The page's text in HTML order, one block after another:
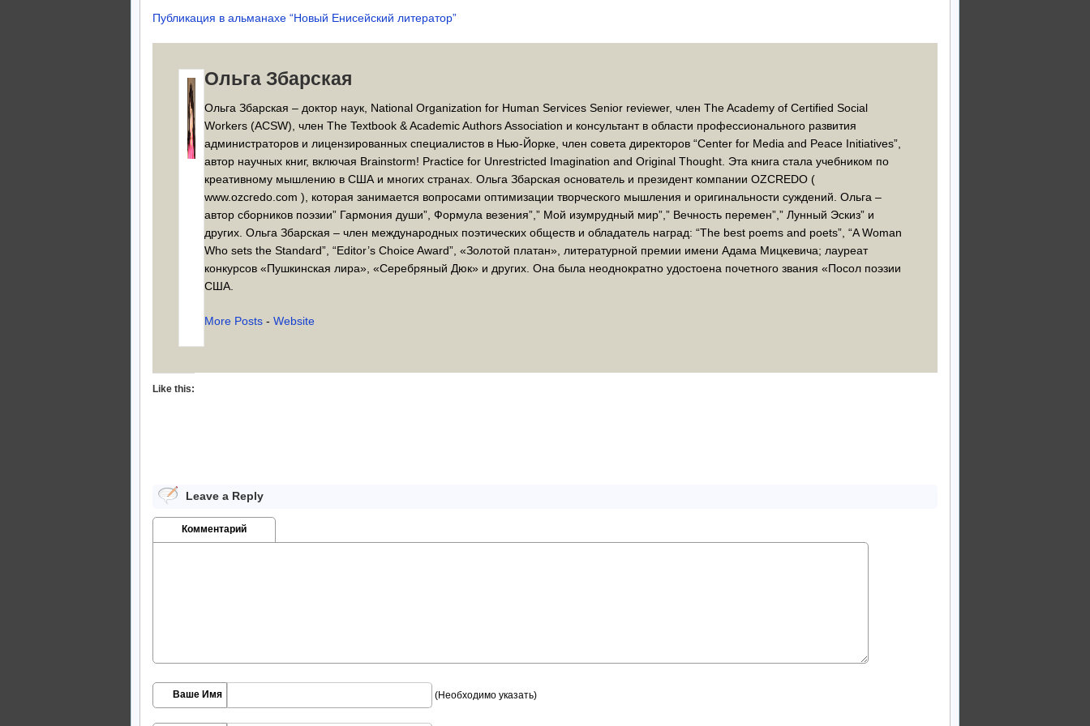
Публикация в альманахе “Новый Енисейский литератор”
Ольга Збарская
Ольга Збарская – доктор наук, National Organization for Human Services Senior reviewer, член The Academy of Certified Social
Workers (ACSW), член The Textbook & Academic Authors Association и консультант в области профессионального развития
администраторов и лицензированных специалистов в Нью-Йорке, член совета директоров “Center for Media and Peace Initiatives”,
автор научных книг, включая Brainstorm! Practice for Unrestricted Imagination and Original Thought. Эта книга стала учебником по
креативному мышлению в США и многих странах. Ольга Збарская основатель и президент компании OZCREDO (
www.ozcredo.com ), которая занимается вопросами оптимизации творческого мышления и оригинальности суждений. Ольга –
автор сборников поэзии” Гармония души”, Формула везения”,” Мой изумрудный мир”,” Вечность перемен”,” Лунный Эскиз” и
других. Ольга Збарская – член международных поэтических обществ и обладатель наград: “The best poems and poets”, “A Woman
Who sets the Standard”, “Editor’s Choice Award”, «Золотой платан», литературной премии имени Адама Мицкевича; лауреат
конкурсов «Пушкинская лира», «Серебряный Дюк» и других. Она была неоднократно удостоена почетного звания «Посол поэзии
США.
More Posts -Website
Like this:
Leave a Reply
Комментарий
Ваше Имя (Необходимо указать)